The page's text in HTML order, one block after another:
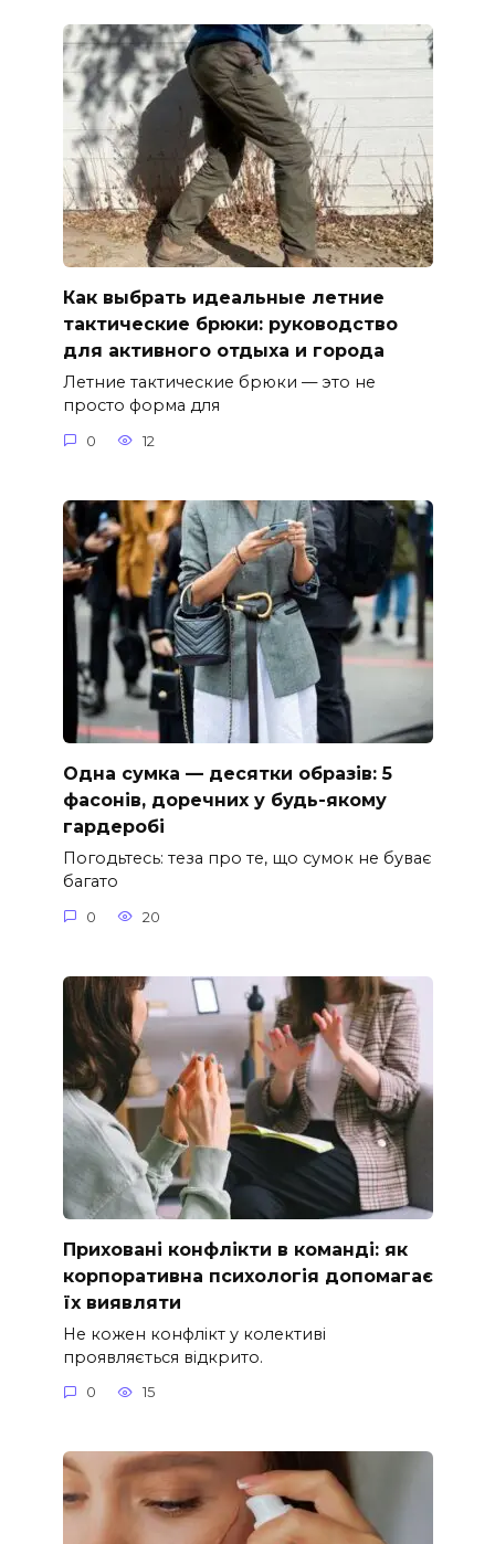
Как выбрать идеальные летние
тактические брюки: руководство
для активного отдыха и города
Летние тактические брюки — это не
просто форма для
0 12
Одна сумка — десятки образів: 5
фасонів, доречних у будь-якому
гардеробі
Погодьтесь: теза про те, що сумок не буває
багато
0 20
Приховані конфлікти в команді: як
корпоративна психологія допомагає
їх виявляти
Не кожен конфлікт у колективі
проявляється відкрито.
0 15